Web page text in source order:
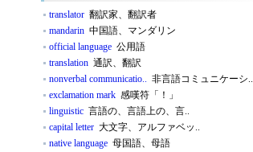
translator 翻訳家、翻訳者
mandarin 中国語、マンダリン
official language 公用語
translation 通訳、翻訳
nonverbal communicatio.. 非言語コミュニケーシ..
exclamation mark 感嘆符「！」
linguistic 言語の、言語上の、言..
capital letter 大文字、アルファベッ..
native language 母国語、母語